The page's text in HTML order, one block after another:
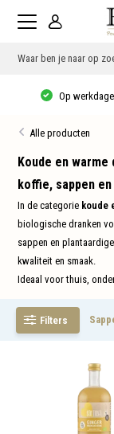
Thuisbezorgd
Alle producten
Koude en
koffie, sappen
In de categorie koude
biologische dranken
sappen en
kwaliteit en smaak.
Ideaal voor thuis,
Filters